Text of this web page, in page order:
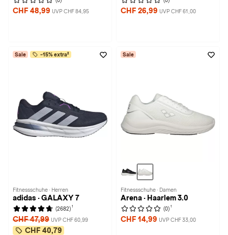
CHF 48,99 UVP CHF 84,95 CHF 26,99 UVP CHF 61,00
Sale -15% extra²
Fitnessschuhe · Herren
adidas · GALAXY 7
(2682) 1
CHF 47,99 UVP CHF 60,99
CHF 40,79
Sale
Fitnessschuhe · Damen
Arena · Haarlem 3.0
(0) 1
CHF 14,99 UVP CHF 33,00